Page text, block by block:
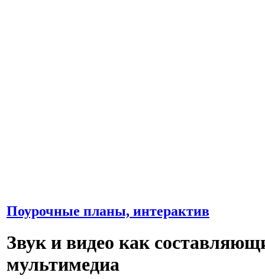
Поурочные планы, интерактив
Звук и видео как
мультимедиа